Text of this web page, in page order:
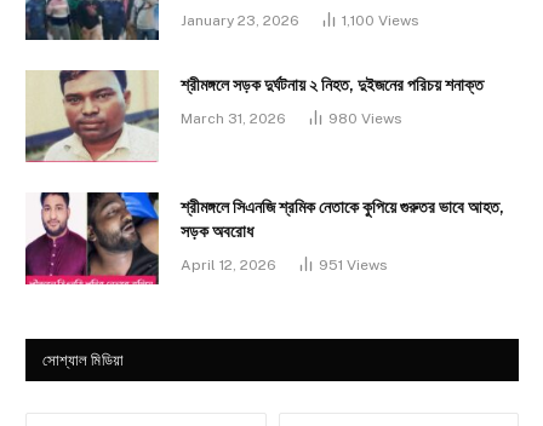
January 23, 2026 1,100 Views
শ্রীমঙ্গলে সড়ক দুর্ঘটনায় ২ নিহত, দুইজনের পরিচয় শনাক্ত
March 31, 2026 980 Views
শ্রীমঙ্গলে সিএনজি শ্রমিক নেতাকে কুপিয়ে গুরুতর ভাবে আহত,
সড়ক অবরোধ
April 12, 2026 951 Views
সোশ্যাল মিডিয়া